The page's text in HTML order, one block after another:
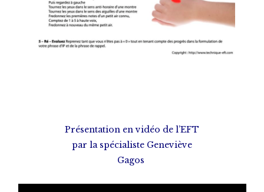
Présentation en vidéo de l’EFT
par la spécialiste Geneviève
Gagos